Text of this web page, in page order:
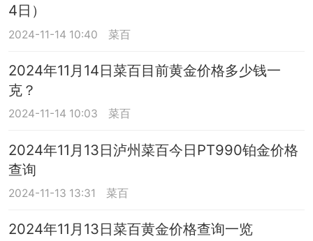
4日）
2024-11-14 10:40 菜百
2024年11月14日菜百目前黄金价格多少钱一
克？
2024-11-14 10:03 菜百
2024年11月13日泸州菜百今日PT990铂金价格
查询
2024-11-13 13:31 菜百
2024年11月13日菜百黄金价格查询一览